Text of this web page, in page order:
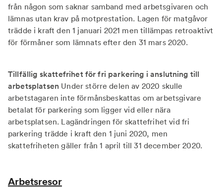
från någon som saknar samband med arbetsgivaren och
lämnas utan krav på motprestation. Lagen för matgåvor
trädde i kraft den 1 januari 2021 men tillämpas retroaktivt
för förmåner som lämnats efter den 31 mars 2020.
Tillfällig skattefrihet för fri parkering i anslutning till
arbetsplatsen Under större delen av 2020 skulle
arbetstagaren inte förmånsbeskattas om arbetsgivare
betalat för parkering som ligger vid eller nära
arbetsplatsen. Lagändringen för skattefrihet vid fri
parkering trädde i kraft den 1 juni 2020, men
skattefriheten gäller från 1 april till 31 december 2020.
Arbetsresor